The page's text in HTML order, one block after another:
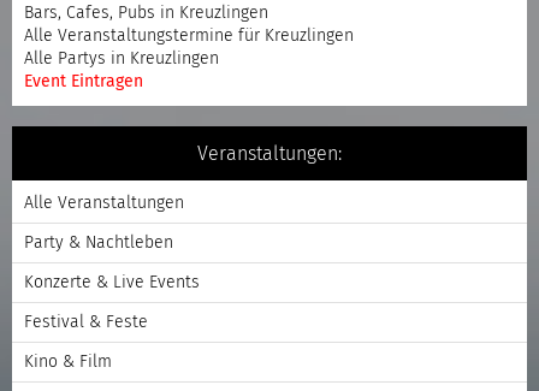
Bars, Cafes, Pubs in Kreuzlingen
Alle Veranstaltungstermine für Kreuzlingen
Alle Partys in Kreuzlingen
Event Eintragen
Veranstaltungen:
Alle Veranstaltungen
Party & Nachtleben
Konzerte & Live Events
Festival & Feste
Kino & Film